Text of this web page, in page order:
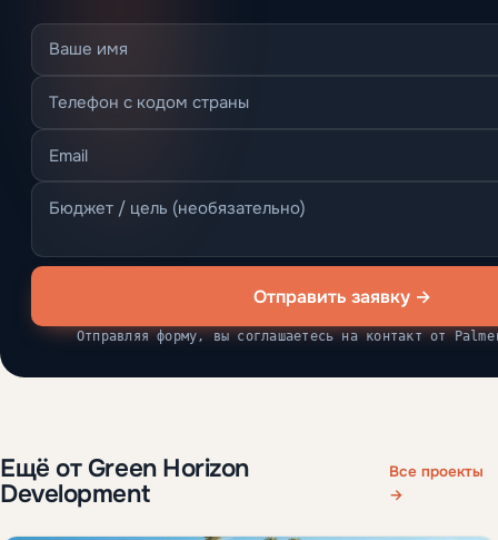
Отправить заявку →
Отправляя форму, вы соглашаетесь на контакт от
Ещё от Green Horizon
Development
Все проекты
→